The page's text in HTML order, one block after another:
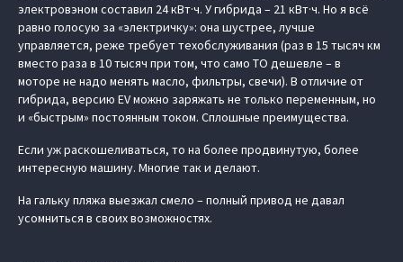
электровэном составил 24 кВт·ч. У гибрида – 21 кВт·ч. Но я всё
равно голосую за «электричку»: она шустрее, лучше
управляется, реже требует техобслуживания (раз в 15 тысяч км
вместо раза в 10 тысяч при том, что само ТО дешевле – в
моторе не надо менять масло, фильтры, свечи). В отличие от
гибрида, версию EV можно заряжать не только переменным, но
и «быстрым» постоянным током. Сплошные преимущества.
Если уж раскошеливаться, то на более продвинутую, более
интересную машину. Многие так и делают.
На гальку пляжа выезжал смело – полный привод не давал
усомниться в своих возможностях.